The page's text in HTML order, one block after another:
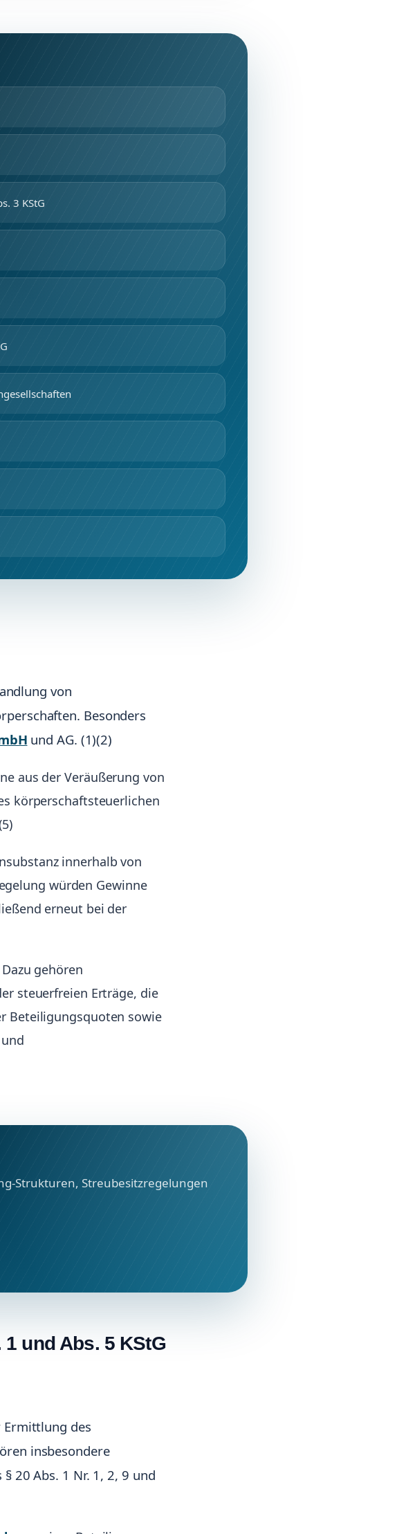
3 KStG
von
Besonders
und AG. (1)(2)
aus der Veräußerung von
körperschaftsteuerlichen
innerhalb von
würden Gewinne
erneut bei der
gehören
steuerfreien Erträge, die
Beteiligungsquoten sowie
Strukturen, Streubesitzregelungen
und Abs. 5 KStG
Ermittlung des
insbesondere
20 Abs. 1 Nr. 1, 2, 9 und